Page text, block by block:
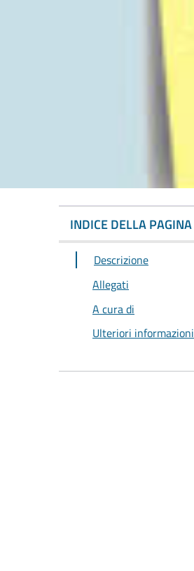
INDICE DELLA PAGINA
Descrizione
Allegati
A cura di
Ulteriori informazioni